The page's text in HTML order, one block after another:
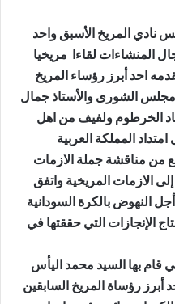
نادي المريخ الأسبق واحد
المنشاءات لقاءا مريخيا
احد أبرز رؤساء المريخ
الشورى والأستاذ جمال
الخرطوم ولفيف من اهل
المملكة العربية
من مناقشة جملة الازمات
الازمات المريخية واتفق
النهوض بالكرة السودانية
الإنجازات التي حققتها في
قام بها السيد محمد اليأس
رؤساة المريخ السابقين